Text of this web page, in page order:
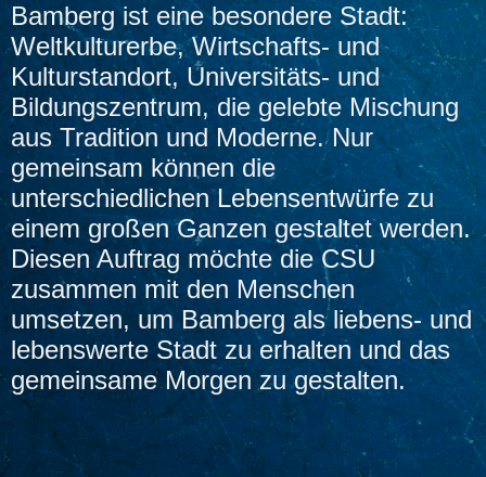
Bamberg ist eine besondere Stadt:
Weltkulturerbe, Wirtschafts- und
Kulturstandort, Universitäts- und
Bildungszentrum, die gelebte Mischung
aus Tradition und Moderne. Nur
gemeinsam können die
unterschiedlichen Lebensentwürfe zu
einem großen Ganzen gestaltet werden.
Diesen Auftrag möchte die CSU
zusammen mit den Menschen
umsetzen, um Bamberg als liebens- und
lebenswerte Stadt zu erhalten und das
gemeinsame Morgen zu gestalten.